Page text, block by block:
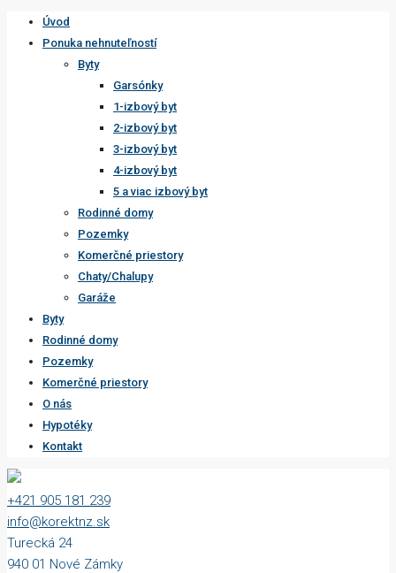
Úvod
Ponuka nehnuteľností
Byty
Garsónky
1-izbový byt
2-izbový byt
3-izbový byt
4-izbový byt
5 a viac izbový byt
Rodinné domy
Pozemky
Komerčné priestory
Chaty/Chalupy
Garáže
Byty
Rodinné domy
Pozemky
Komerčné priestory
O nás
Hypotéky
Kontakt
+421 905 181 239
info@korektnz.sk
Turecká 24
940 01 Nové Zámky